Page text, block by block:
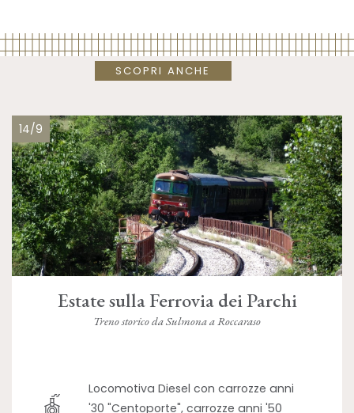
SCOPRI ANCHE
14/9
Estate sulla Ferrovia dei Parchi
Treno storico da Sulmona a Roccaraso
Locomotiva Diesel con carrozze anni
'30 "Centoporte", carrozze anni '50